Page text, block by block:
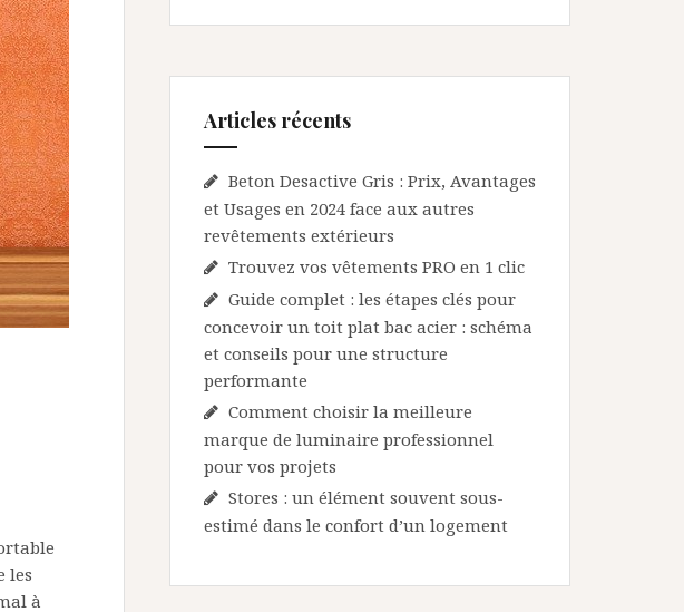
les
à
Articles récents
Beton Desactive Gris : Prix, Avantages
et Usages en 2024 face aux autres
revêtements extérieurs
Trouvez vos vêtements PRO en 1 clic
Guide complet : les étapes clés pour
concevoir un toit plat bac acier : schéma
et conseils pour une structure
performante
Comment choisir la meilleure
marque de luminaire professionnel
pour vos projets
Stores : un élément souvent sous-
estimé dans le confort d’un logement